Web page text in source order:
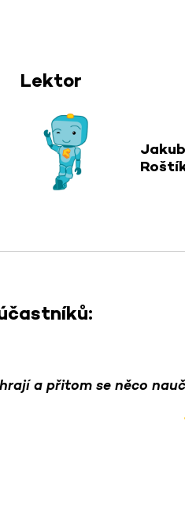
Lektor
Jakub
a přitom se něco